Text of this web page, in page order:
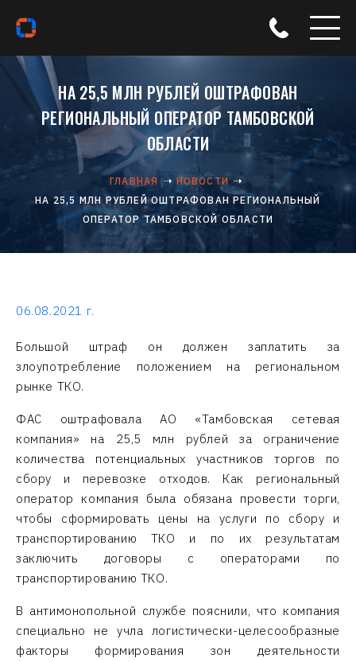
НА 25,5 МЛН РУБЛЕЙ ОШТРАФОВАН
РЕГИОНАЛЬНЫЙ ОПЕРАТОР ТАМБОВСКОЙ
ОБЛАСТИ
ГЛАВНАЯ
НОВОСТИ
НА 25,5 МЛН РУБЛЕЙ ОШТРАФОВАН РЕГИОНАЛЬНЫЙ
ОПЕРАТОР ТАМБОВСКОЙ ОБЛАСТИ
06.08.2021 г.
Большой штраф он должен заплатить за
злоупотребление положением на региональном
рынке ТКО.
ФАС оштрафовала АО «Тамбовская сетевая
компания» на 25,5 млн рублей за ограничение
количества потенциальных участников торгов по
сбору и перевозке отходов. Как региональный
оператор компания была обязана провести торги,
чтобы сформировать цены на услуги по сбору и
транспортированию ТКО и по их результатам
заключить договоры с операторами по
транспортированию ТКО.
В антимонопольной службе пояснили, что компания
специально не учла логистически-целесообразные
факторы формирования зон деятельности